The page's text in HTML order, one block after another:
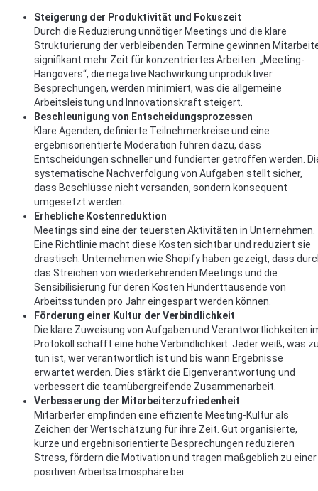
Steigerung der Produktivität und Fokuszeit
Durch die Reduzierung unnötiger Meetings und die klare
Strukturierung der verbleibenden Termine gewinnen
signifikant mehr Zeit für konzentriertes Arbeiten. „Meeting-
Hangovers“, die negative Nachwirkung unproduktiver
Besprechungen, werden minimiert, was die allgemeine
Arbeitsleistung und Innovationskraft steigert.
Beschleunigung von Entscheidungsprozessen
Klare Agenden, definierte Teilnehmerkreise und eine
ergebnisorientierte Moderation führen dazu, dass
Entscheidungen schneller und fundierter getroffen werden.
systematische Nachverfolgung von Aufgaben stellt sicher,
dass Beschlüsse nicht versanden, sondern konsequent
umgesetzt werden.
Erhebliche Kostenreduktion
Meetings sind eine der teuersten Aktivitäten in Unternehmen.
Eine Richtlinie macht diese Kosten sichtbar und reduziert sie
drastisch. Unternehmen wie Shopify haben gezeigt, dass
das Streichen von wiederkehrenden Meetings und die
Sensibilisierung für deren Kosten Hunderttausende von
Arbeitsstunden pro Jahr eingespart werden können.
Förderung einer Kultur der Verbindlichkeit
Die klare Zuweisung von Aufgaben und Verantwortlichkeiten
Protokoll schafft eine hohe Verbindlichkeit. Jeder weiß, was
tun ist, wer verantwortlich ist und bis wann Ergebnisse
erwartet werden. Dies stärkt die Eigenverantwortung und
verbessert die teamübergreifende Zusammenarbeit.
Verbesserung der Mitarbeiterzufriedenheit
Mitarbeiter empfinden eine effiziente Meeting-Kultur als
Zeichen der Wertschätzung für ihre Zeit. Gut organisierte,
kurze und ergebnisorientierte Besprechungen reduzieren
Stress, fördern die Motivation und tragen maßgeblich zu einer
positiven Arbeitsatmosphäre bei.